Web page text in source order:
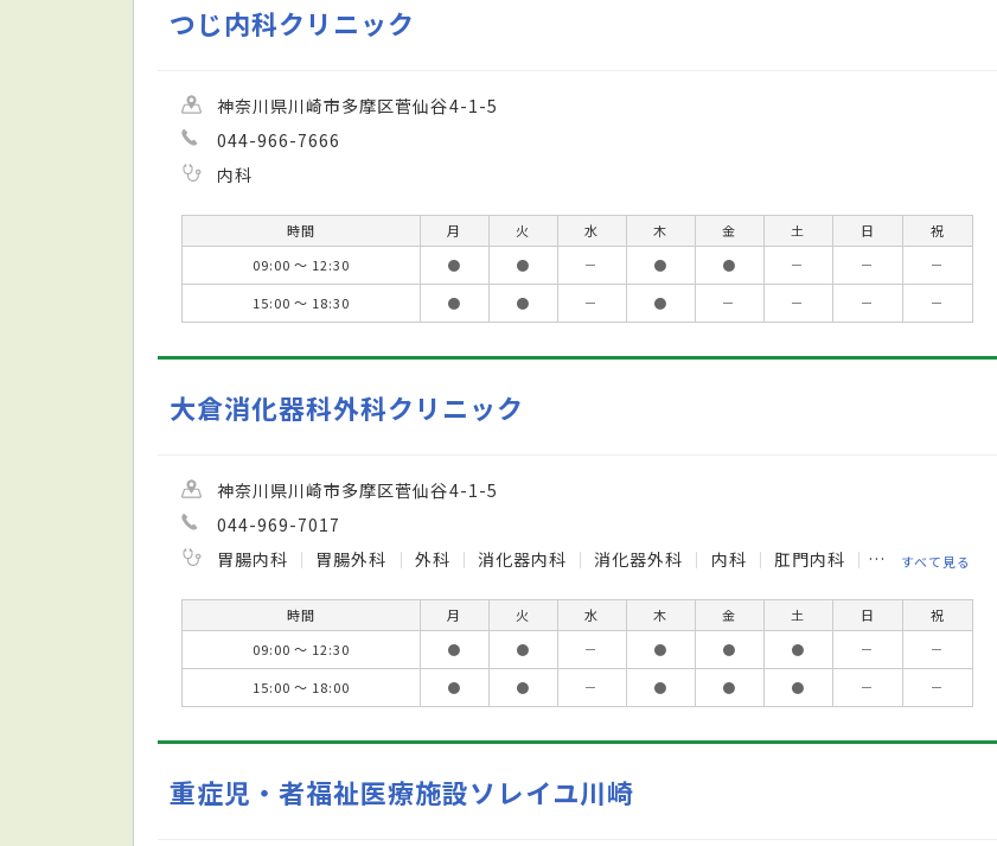
つじ内科クリニック
神奈川県川崎市多摩区菅仙谷4-1-5
044-966-7666
内科
時間 月 火 水 木 金 土 日
祝
09:00 ～ 12:30
● ● － ● ● － －
－
15:00 ～ 18:30
● ● － ● － － － －
大倉消化器科外科クリニック
神奈川県川崎市多摩区菅仙谷4-1-5
044-969-7017
胃腸内科
胃腸外科 外科 消化器内科 消化器外科 内科 肛門内科 肛門外科
すべて見る
時間 月 火 水 木 金 土 日
祝
09:00 ～ 12:30
● ● － ● ● ● －
－
15:00 ～ 18:00
● ● － ● ● ● － －
重症児・者福祉医療施設ソレイユ川崎